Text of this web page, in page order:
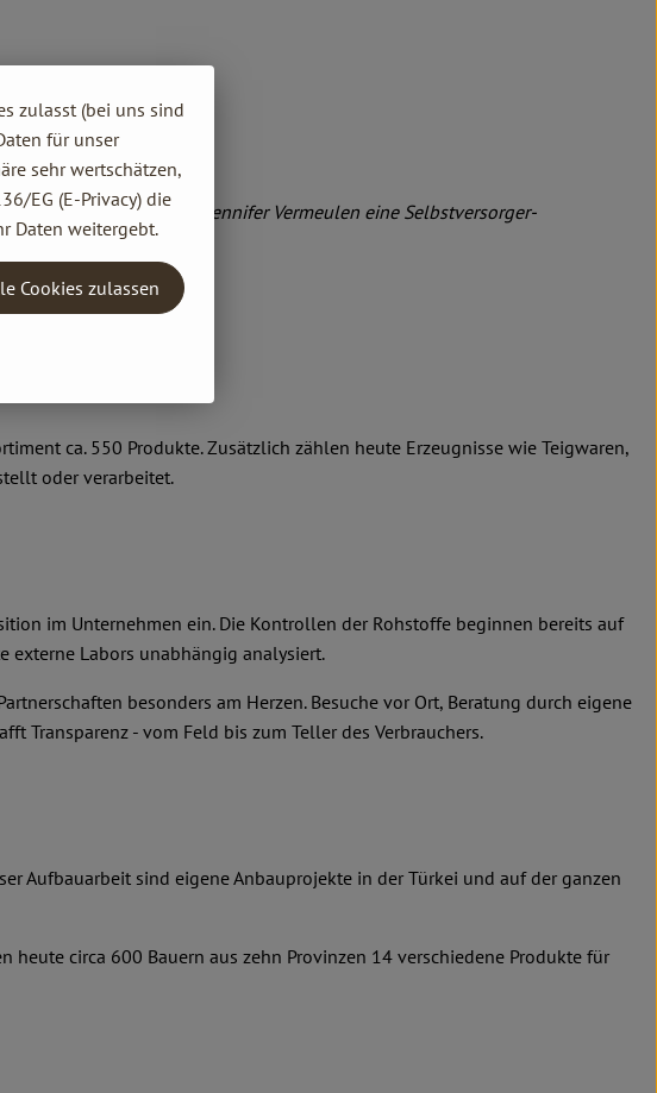
Joseph Wilhelm und Jennifer Vermeulen eine Selbstversorger-
Mitarbeitern entwickelt.
ca. 550 Produkte. Zusätzlich zählen heute Erzeugnisse wie Teigwaren,
oder verarbeitet.
im Unternehmen ein. Die Kontrollen der Rohstoffe beginnen bereits auf
externe Labors unabhängig analysiert.
besonders am Herzen. Besuche vor Ort, Beratung durch eigene
Transparenz - vom Feld bis zum Teller des Verbrauchers.
Aufbauarbeit sind eigene Anbauprojekte in der Türkei und auf der ganzen
circa 600 Bauern aus zehn Provinzen 14 verschiedene Produkte für
zulasst (bei uns sind
für unser
sehr wertschätzen,
EG (E-Privacy) die
Daten weitergebt.
Cookies zulassen